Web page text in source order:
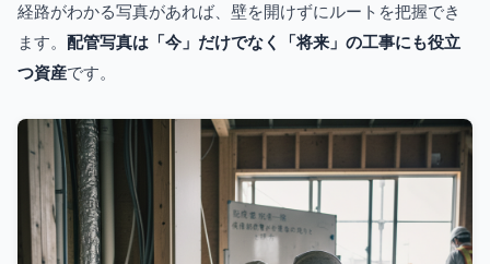
経路がわかる写真があれば、壁を開けずにルートを把握でき
ます。 配管写真は「今」だけでなく「将来」の工事にも役立
つ資産です。